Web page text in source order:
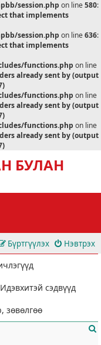
session.php on line580:
that implements
session.php on line636:
that implements
functions.php on line
already sent by (output
functions.php on line
already sent by (output
functions.php on line
already sent by (output
БУЛАН
Нэвтрэх
Бүртгүүлэх
Идэвхитэй сэдвүүд
зөвөлгөө